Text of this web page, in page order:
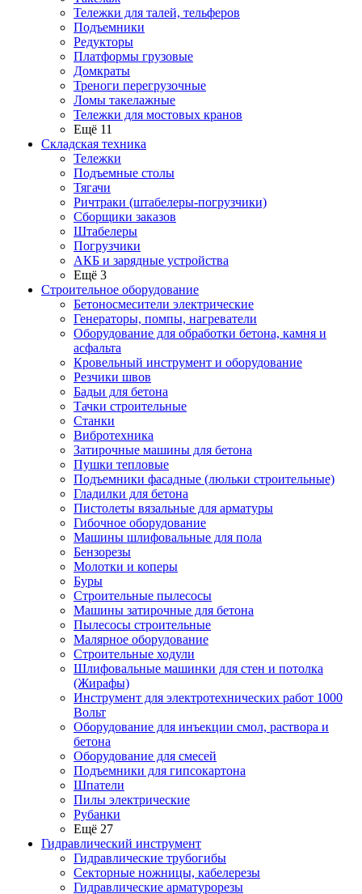
Тележки для талей, тельферов
Подъемники
Редукторы
Платформы грузовые
Домкраты
Треноги перегрузочные
Ломы такелажные
Тележки для мостовых кранов
Ещё 11
Складская техника
Тележки
Подъемные столы
Тягачи
Ричтраки (штабелеры-погрузчики)
Сборщики заказов
Штабелеры
Погрузчики
АКБ и зарядные устройства
Ещё 3
Строительное оборудование
Бетоносмесители электрические
Генераторы, помпы, нагреватели
Оборудование для обработки бетона, камня и
асфальта
Кровельный инструмент и оборудование
Резчики швов
Бадьи для бетона
Тачки строительные
Станки
Вибротехника
Затирочные машины для бетона
Пушки тепловые
Подъемники фасадные (люльки строительные)
Гладилки для бетона
Пистолеты вязальные для арматуры
Гибочное оборудование
Машины шлифовальные для пола
Бензорезы
Молотки и коперы
Буры
Строительные пылесосы
Машины затирочные для бетона
Пылесосы строительные
Малярное оборудование
Строительные ходули
Шлифовальные машинки для стен и потолка
(Жирафы)
Инструмент для электротехнических работ 1000
Вольт
Оборудование для инъекции смол, раствора и
бетона
Оборудование для смесей
Подъемники для гипсокартона
Шпатели
Пилы электрические
Рубанки
Ещё 27
Гидравлический инструмент
Гидравлические трубогибы
Секторные ножницы, кабелерезы
Гидравлические арматурорезы